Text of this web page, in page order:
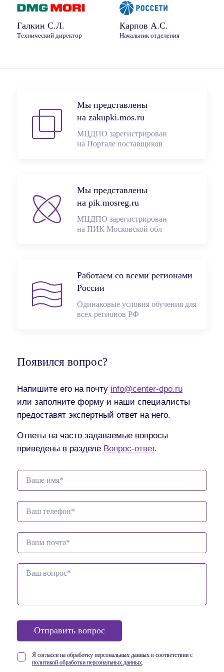
Галкин С.Л.
Технический директор
Карпов А.С.
Начальник отделения
Мы представлены
на zakupki.mos.ru
МЦДПО зарегистрирован
на Портале поставщиков
Мы представлены
на pik.mosreg.ru
МЦДПО зарегистрирован
на ПИК Московской обл
Работаем со всеми регионами
России
Одинаковые условия обучения для
всех регионов РФ
Появился вопрос?
Напишите его на почту info@center-dpo.ru
или заполните форму и наши специалисты
предоставят экспертный ответ на него.
Ответы на часто задаваемые вопросы
приведены в разделе Вопрос-ответ.
Отправить вопрос
Я согласен на обработку персональных данных в соответствии с
политикой обработки персональных данных